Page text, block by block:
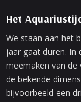
Het
We staan aan het
jaar gaat duren. In
meemaken van de
de bekende
bijvoorbeeld een